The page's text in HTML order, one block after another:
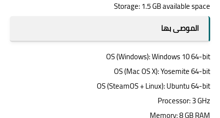
Storage: 1.5 GB available space
الموصى بها
OS (Windows): Windows 10 64-bit
OS (Mac OS X): Yosemite 64-bit
OS (SteamOS + Linux): Ubuntu 64-bit
Processor: 3 GHz